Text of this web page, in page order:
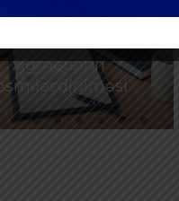
xidmətlərin